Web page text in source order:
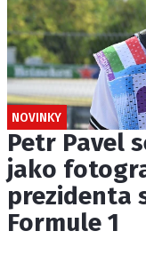
NOVINKY
Petr Pavel
jako
prezidenta
Formule 1